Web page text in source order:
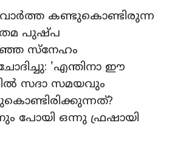
കണ്ടുകൊണ്ടിരുന്ന
പുഷ്പ
സ്‌നേഹം
'എന്തിനാ ഈ
സദാ സമയവും
പോയി ഒന്നു ഫ്രഷായി